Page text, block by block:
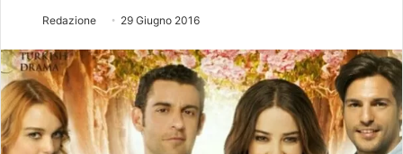
Redazione 29 Giugno 2016